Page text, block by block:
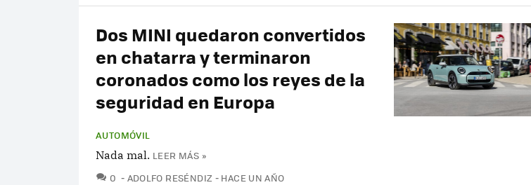
Dos MINI quedaron convertidos
en chatarra y terminaron
coronados como los reyes de la
seguridad en Europa
AUTOMÓVIL
Nada mal. LEER MÁS »
0 COMENTARIOS
ADOLFO RESÉNDIZ HACE UN AÑO